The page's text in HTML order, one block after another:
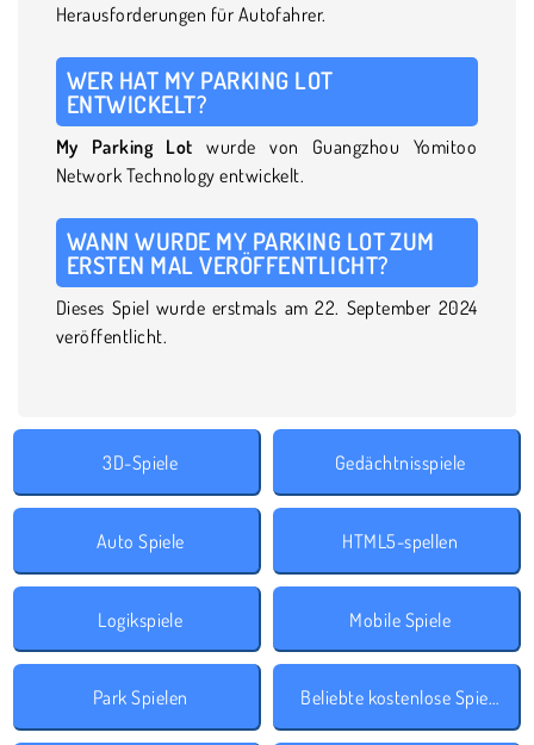
Herausforderungen für Autofahrer.
WER HAT MY PARKING LOT
ENTWICKELT?
My Parking Lot wurde von Guangzhou Yomitoo
Network Technology entwickelt.
WANN WURDE MY PARKING LOT ZUM
ERSTEN MAL VERÖFFENTLICHT?
Dieses Spiel wurde erstmals am 22. September 2024
veröffentlicht.
3D-Spiele Gedächtnisspiele
Auto Spiele HTML5-spellen
Logikspiele Mobile Spiele
Park Spielen Beliebte kostenlose Spiele